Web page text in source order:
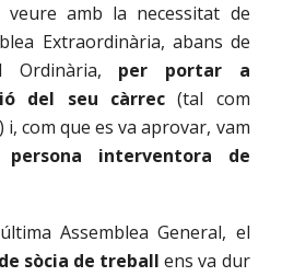
veure amb la necessitat de
Extraordinària, abans de
Ordinària, per portar a
del seu càrrec(tal com
i, com que es va aprovar, vam
interventora de
Assemblea General, el
sòcia de treball ens va dur